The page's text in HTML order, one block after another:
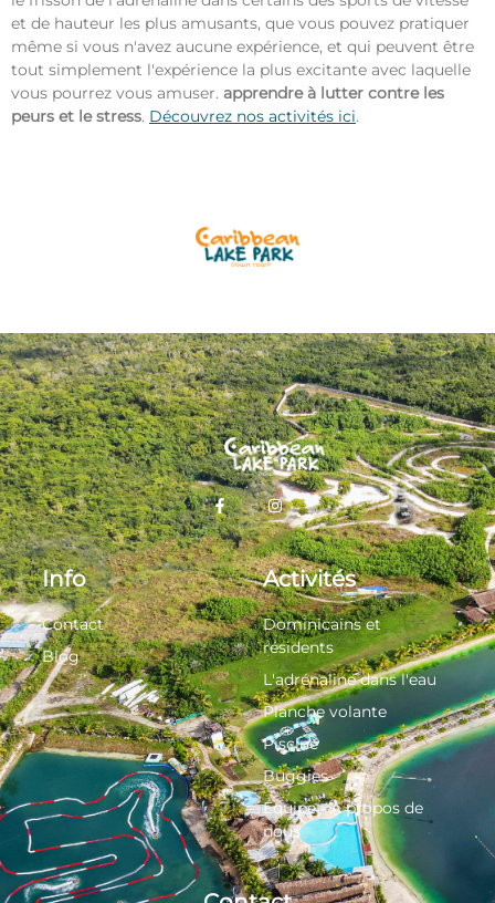
et de hauteur les plus amusants, que vous pouvez pratiquer
même si vous n'avez aucune expérience, et qui peuvent être
tout simplement l'expérience la plus excitante avec laquelle
vous pourrez vous amuser. apprendre à lutter contre les
peurs et le stress. Découvrez nos activités ici.
Info
Contact
Blog
Activités
Dominicains et
résidents
L'adrénaline dans l'eau
Planche volante
Piscine
Buggies
Équipe - À propos de
nous